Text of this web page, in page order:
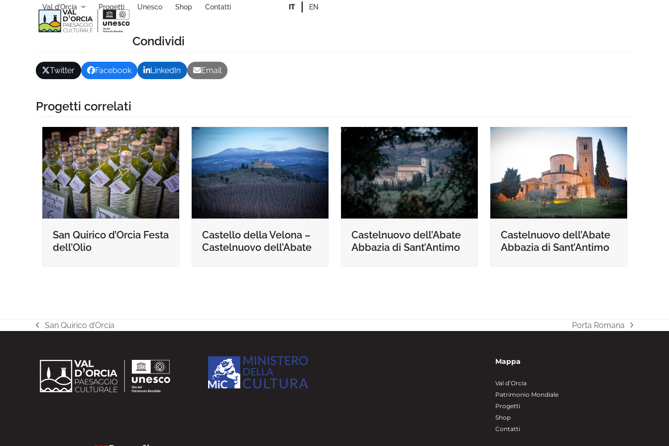
Val d’Orcia Progetti Unesco Shop Contatti IT EN
Condividi
Twitter Facebook LinkedIn Email
Progetti correlati
San Quirico d’Orcia Festa
dell’Olio
Castello della Velona –
Castelnuovo dell’Abate
Castelnuovo dell’Abate
Abbazia di Sant’Antimo
Castelnuovo dell’Abate
Abbazia di Sant’Antimo
post
San Quirico d’Orcia
articolo
Porta Romana
Mappa
Val d’Orcia
Patrimonio Mondiale
Progetti
Shop
Contatti